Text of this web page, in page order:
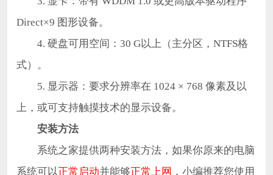
Direct×9 图形设备。
4. 硬盘可用空间：30 G以上（主分区，NTFS格
式）。
5. 显示器：要求分辨率在 1024 × 768 像素及以
上，或可支持触摸技术的显示设备。
安装方法
系统之家提供两种安装方法，如果你原来的电脑
系统可以 正常启动并能够 正常上网 ，小编推荐您使用